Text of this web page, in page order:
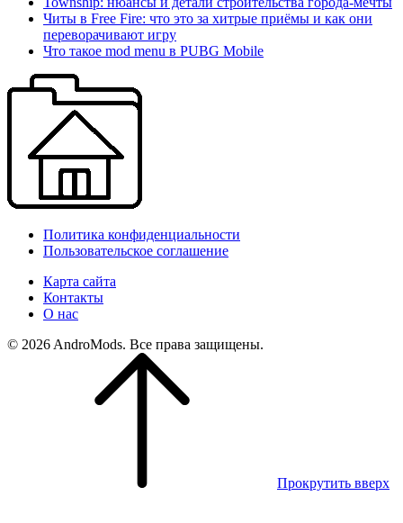
Читы в Free Fire: что это за хитрые приёмы и как они
переворачивают игру
Что такое mod menu в PUBG Mobile
Политика конфиденциальности
Пользовательское соглашение
Карта сайта
Контакты
О нас
© 2026 AndroMods. Все права защищены.
Прокрутить вверх